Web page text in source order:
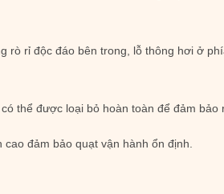
rò rỉ độc đáo bên trong, lỗ thông hơi ở
thể được loại bỏ hoàn toàn để đảm bảo
đảm bảo quạt vận hành ổn định.